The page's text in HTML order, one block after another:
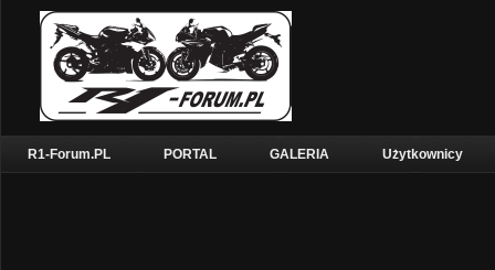
R1-Forum.PL PORTAL GALERIA Użytkownicy